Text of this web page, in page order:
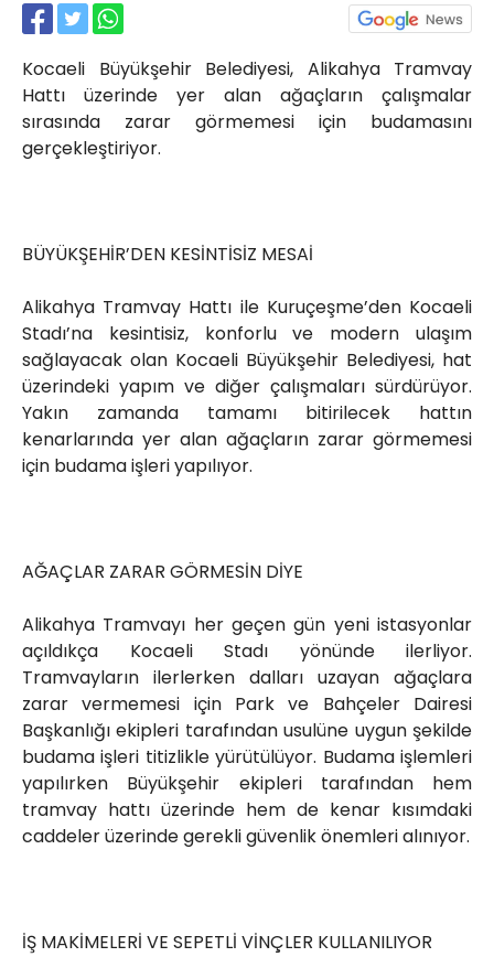
Kocaeli Büyükşehir Belediyesi, Alikahya Tramvay
Hattı üzerinde yer alan ağaçların çalışmalar
sırasında zarar görmemesi için budamasını
gerçekleştiriyor.
BÜYÜKŞEHİR’DEN KESİNTİSİZ MESAİ
Alikahya Tramvay Hattı ile Kuruçeşme’den Kocaeli
Stadı’na kesintisiz, konforlu ve modern ulaşım
sağlayacak olan Kocaeli Büyükşehir Belediyesi, hat
üzerindeki yapım ve diğer çalışmaları sürdürüyor.
Yakın zamanda tamamı bitirilecek hattın
kenarlarında yer alan ağaçların zarar görmemesi
için budama işleri yapılıyor.
AĞAÇLAR ZARAR GÖRMESİN DİYE
Alikahya Tramvayı her geçen gün yeni istasyonlar
açıldıkça Kocaeli Stadı yönünde ilerliyor.
Tramvayların ilerlerken dalları uzayan ağaçlara
zarar vermemesi için Park ve Bahçeler Dairesi
Başkanlığı ekipleri tarafından usulüne uygun şekilde
budama işleri titizlikle yürütülüyor. Budama işlemleri
yapılırken Büyükşehir ekipleri tarafından hem
tramvay hattı üzerinde hem de kenar kısımdaki
caddeler üzerinde gerekli güvenlik önemleri alınıyor.
İŞ MAKİMELERİ VE SEPETLİ VİNÇLER KULLANILIYOR
Akkavaklar Caddesi No:17/4 İzmit-
KOCAELİ
kocaelisokak@gmail.com